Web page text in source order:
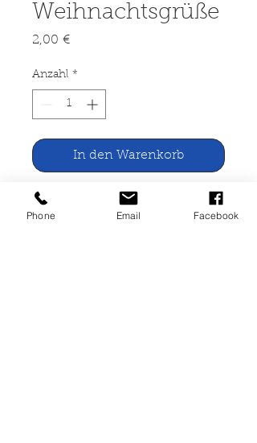
Weihnachtsgrüße
2,00 €Preis
Anzahl *
In den Warenkorb
Weihnachtsgrüße
Phone Email Facebook